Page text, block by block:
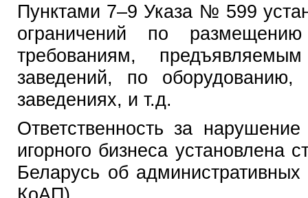
Пунктами 7–9 Указа № 599
ограничений по
требованиям,
заведений, по
заведениях, и т.д.
Ответственность за
игорного бизнеса установлена
Беларусь об